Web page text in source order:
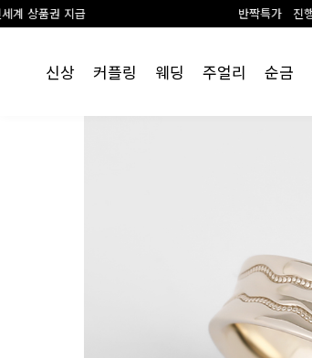
반짝특가 진행중
신상 커플링 웨딩 주얼리 순금